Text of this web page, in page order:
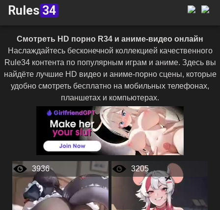
Rules 34
Смотреть HD порно R34 и аниме-видео онлайн
Наслаждайтесь бесконечной коллекцией качественного
Rule34 контента по популярным играм и аниме. Здесь вы
найдёте лучшие HD видео и аниме-порно сцены, которые
удобно смотреть бесплатно на мобильных телефонах,
планшетах и компьютерах.
3936 3205